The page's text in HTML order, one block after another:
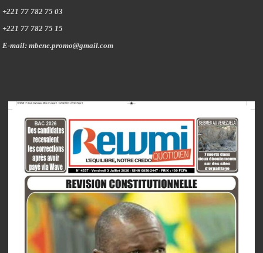
+221 77 782 75 03
+221 77 782 75 15
E-mail: mbene.promo@gmail.com